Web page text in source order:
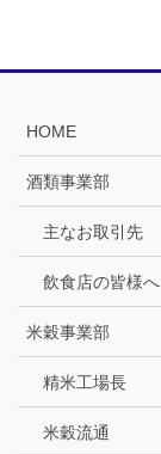
HOME
酒類事業部
主なお取引先
飲食店の皆様へ
米穀事業部
精米工場長
米穀流通